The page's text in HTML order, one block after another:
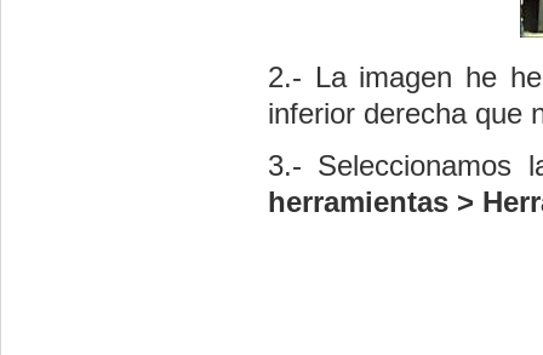
2.- La imagen he
inferior derecha que
3.- Seleccionamos
herramientas >